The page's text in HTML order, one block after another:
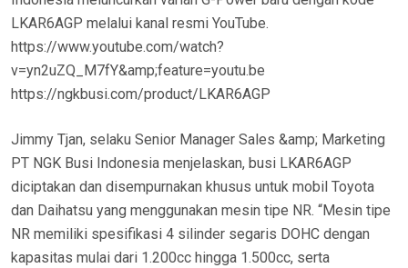
LKAR6AGP melalui kanal resmi YouTube.
https://www.youtube.com/watch?
v=yn2uZQ_M7fY&amp;feature=youtu.be
https://ngkbusi.com/product/LKAR6AGP
Jimmy Tjan, selaku Senior Manager Sales &amp; Marketing
PT NGK Busi Indonesia menjelaskan, busi LKAR6AGP
diciptakan dan disempurnakan khusus untuk mobil Toyota
dan Daihatsu yang menggunakan mesin tipe NR. “Mesin tipe
NR memiliki spesifikasi 4 silinder segaris DOHC dengan
kapasitas mulai dari 1.200cc hingga 1.500cc, serta